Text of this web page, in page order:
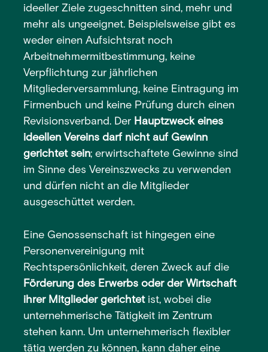
ideeller Ziele zugeschnitten sind, mehr und
mehr als ungeeignet. Beispielsweise gibt es
weder einen Aufsichtsrat noch
Arbeitnehmermitbestimmung, keine
Verpflichtung zur jährlichen
Mitgliederversammlung, keine Eintragung im
Firmenbuch und keine Prüfung durch einen
Revisionsverband. Der Hauptzweck eines
ideellen Vereins darf nicht auf Gewinn
gerichtet sein; erwirtschaftete Gewinne sind
im Sinne des Vereinszwecks zu verwenden
und dürfen nicht an die Mitglieder
ausgeschüttet werden.
Eine Genossenschaft ist hingegen eine
Personenvereinigung mit
Rechtspersönlichkeit, deren Zweck auf die
Förderung des Erwerbs oder der Wirtschaft
ihrer Mitglieder gerichtetist, wobei die
unternehmerische Tätigkeit im Zentrum
stehen kann. Um unternehmerisch flexibler
tätig werden zu können, kann daher eine